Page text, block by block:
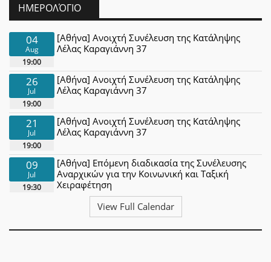
ΗΜΕΡΟΛΌΓΙΟ
04
Aug
19:00
[Αθήνα] Ανοιχτή Συνέλευση της Κατάληψης
Λέλας Καραγιάννη 37
26
Jul
19:00
[Αθήνα] Ανοιχτή Συνέλευση της Κατάληψης
Λέλας Καραγιάννη 37
21
Jul
19:00
[Αθήνα] Ανοιχτή Συνέλευση της Κατάληψης
Λέλας Καραγιάννη 37
09
Jul
19:30
[Αθήνα] Επόμενη διαδικασία της Συνέλευσης
Αναρχικών για την Κοινωνική και Ταξική
Χειραφέτηση
View Full Calendar